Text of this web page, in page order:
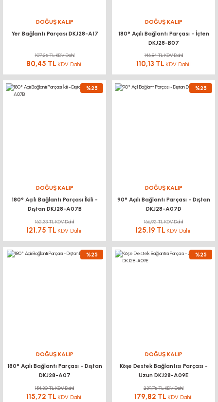
DOĞUŞ KALIP
Yer Bağlantı Parçası DKJ28-A17
107,26 TL KDV Dahil
80,45 TL KDV Dahil
DOĞUŞ KALIP
180° Açılı Bağlantı Parçası - İçten
DKJ28-B07
146,84 TL KDV Dahil
110,13 TL KDV Dahil
%25
DOĞUŞ KALIP
180° Açılı Bağlantı Parçası İkili -
Dıştan DKJ28-A07B
162,33 TL KDV Dahil
121,75 TL KDV Dahil
%25
DOĞUŞ KALIP
90° Açılı Bağlantı Parçası - Dıştan
DKJ28-A07D
166,92 TL KDV Dahil
125,19 TL KDV Dahil
%25
DOĞUŞ KALIP
180° Açılı Bağlantı Parçası - Dıştan
DKJ28-A07
154,30 TL KDV Dahil
115,72 TL KDV Dahil
%25
DOĞUŞ KALIP
Köşe Destek Bağlantısı Parçası -
Uzun DKJ28-A09E
239,76 TL KDV Dahil
179,82 TL KDV Dahil